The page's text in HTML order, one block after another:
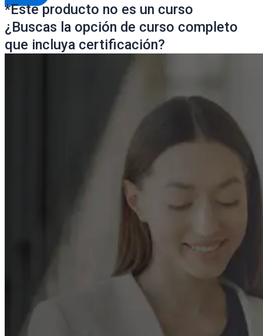
*Este producto no es un curso
¿Buscas la opción de curso completo
que incluya certificación?